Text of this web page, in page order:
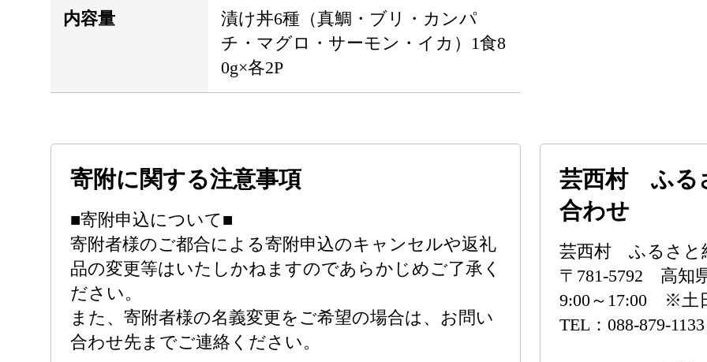
内容量
漬け丼6種（真鯛・ブリ・カンパ
チ・マグロ・サーモン・イカ）1食8
0g×各2P
寄附に関する注意事項
■寄附申込について■
寄附者様のご都合による寄附申込のキャンセルや返礼
品の変更等はいたしかねますのであらかじめご了承く
ださい。
また、寄附者様の名義変更をご希望の場合は、お問い
合わせ先までご連絡ください。
芸西村 ふる
合わせ
芸西村 ふるさと
〒781-5792 高知
9:00～17:00 ※土
TEL：088-879-1133